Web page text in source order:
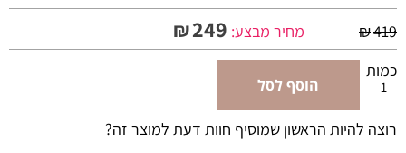
₪419 מחיר מבצע: ₪249
כמות
הוסף לסל
רוצה להיות הראשון שמוסיף חוות דעת למוצר זה?